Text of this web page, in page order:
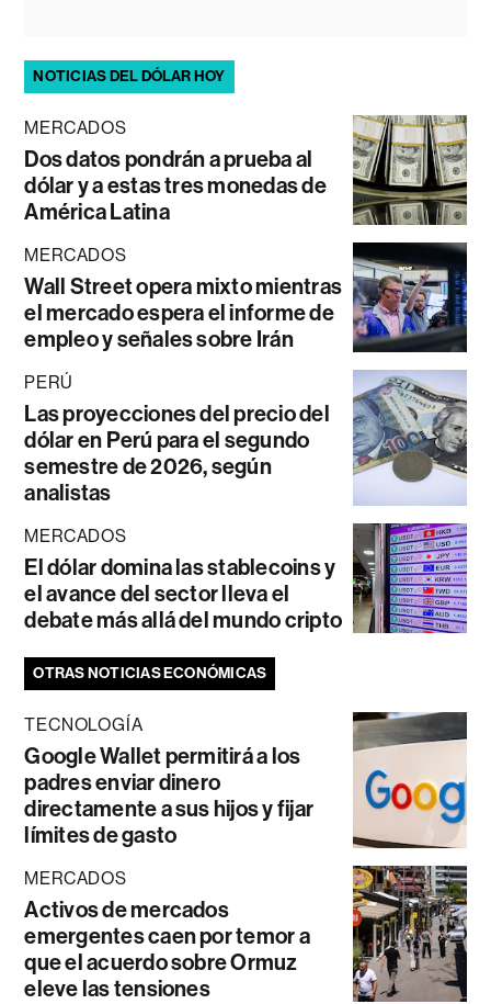
NOTICIAS DEL DÓLAR HOY
MERCADOS
Dos datos pondrán a prueba al
dólar y a estas tres monedas de
América Latina
MERCADOS
Wall Street opera mixto mientras
el mercado espera el informe de
empleo y señales sobre Irán
PERÚ
Las proyecciones del precio del
dólar en Perú para el segundo
semestre de 2026, según
analistas
MERCADOS
El dólar domina las stablecoins y
el avance del sector lleva el
debate más allá del mundo cripto
OTRAS NOTICIAS ECONÓMICAS
TECNOLOGÍA
Google Wallet permitirá a los
padres enviar dinero
directamente a sus hijos y fijar
límites de gasto
MERCADOS
Activos de mercados
emergentes caen por temor a
que el acuerdo sobre Ormuz
eleve las tensiones